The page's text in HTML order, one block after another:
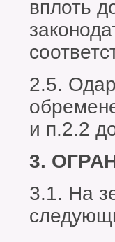
вплоть
2.5.
и п.2.2
3.
3.1. На